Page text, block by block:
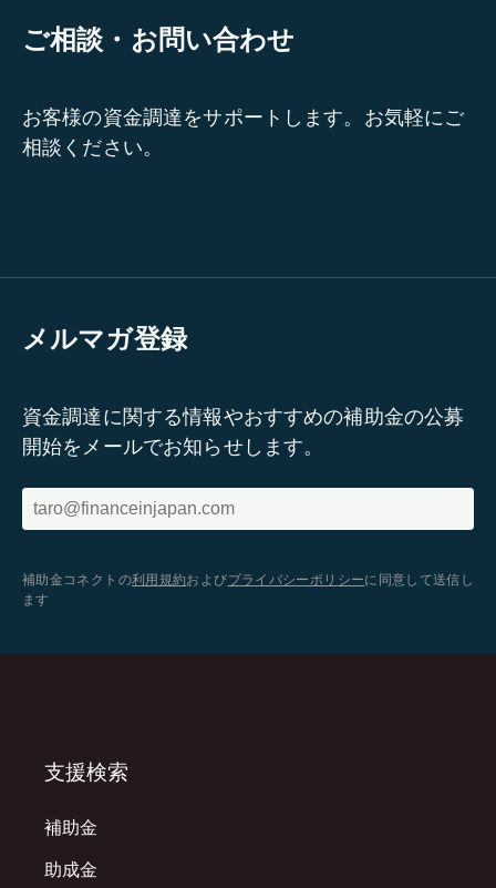
ご相談・お問い合わせ
お客様の資金調達をサポートします。お気軽にご
相談ください。
メルマガ登録
資金調達に関する情報やおすすめの補助金の公募
開始をメールでお知らせします。
補助金コネクトの利用規約およびプライバシーポリシーに同意して送信し
ます
支援検索
補助金
助成金